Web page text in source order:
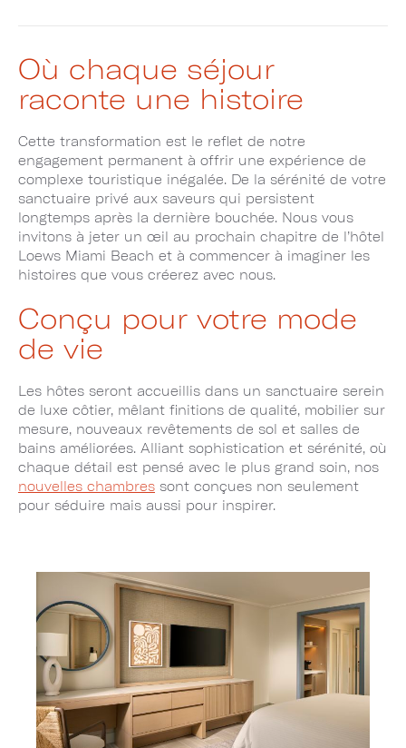
Où chaque séjour
raconte une histoire
Cette transformation est le reflet de notre
engagement permanent à offrir une expérience de
complexe touristique inégalée. De la sérénité de votre
sanctuaire privé aux saveurs qui persistent
longtemps après la dernière bouchée. Nous vous
invitons à jeter un œil au prochain chapitre de l’hôtel
Loews Miami Beach et à commencer à imaginer les
histoires que vous créerez avec nous.
Conçu pour votre mode
de vie
Les hôtes seront accueillis dans un sanctuaire serein
de luxe côtier, mêlant finitions de qualité, mobilier sur
mesure, nouveaux revêtements de sol et salles de
bains améliorées. Alliant sophistication et sérénité, où
chaque détail est pensé avec le plus grand soin, nos
nouvelles chambres sont conçues non seulement
pour séduire mais aussi pour inspirer.